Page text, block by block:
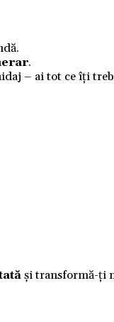
.
– ai tot ce îți
și transformă-ți